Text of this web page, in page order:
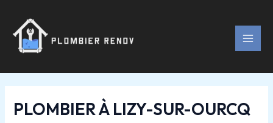
contenu
PLOMBIER À LIZY-SUR-OURCQ
articles